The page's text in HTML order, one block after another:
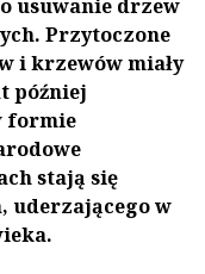
usuwanie drzew
Przytoczone
i krzewów miały
później
formie
stają się
uderzającego w